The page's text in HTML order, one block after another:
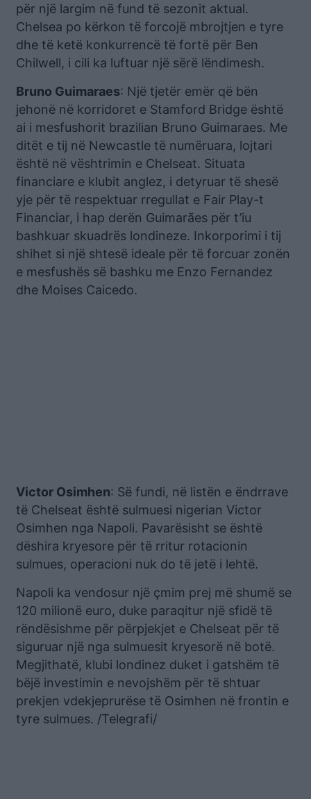
për një largim në fund të sezonit aktual.
Chelsea po kërkon të forcojë mbrojtjen e tyre
dhe të ketë konkurrencë të fortë për Ben
Chilwell, i cili ka luftuar një sërë lëndimesh.
Bruno Guimaraes: Një tjetër emër që bën
jehonë në korridoret e Stamford Bridge është
ai i mesfushorit brazilian Bruno Guimaraes. Me
ditët e tij në Newcastle të numëruara, lojtari
është në vështrimin e Chelseat. Situata
financiare e klubit anglez, i detyruar të shesë
yje për të respektuar rregullat e Fair Play-t
Financiar, i hap derën Guimarães për t’iu
bashkuar skuadrës londineze. Inkorporimi i tij
shihet si një shtesë ideale për të forcuar zonën
e mesfushës së bashku me Enzo Fernandez
dhe Moises Caicedo.
Victor Osimhen: Së fundi, në listën e ëndrrave
të Chelseat është sulmuesi nigerian Victor
Osimhen nga Napoli. Pavarësisht se është
dëshira kryesore për të rritur rotacionin
sulmues, operacioni nuk do të jetë i lehtë.
Napoli ka vendosur një çmim prej më shumë se
120 milionë euro, duke paraqitur një sfidë të
rëndësishme për përpjekjet e Chelseat për të
siguruar një nga sulmuesit kryesorë në botë.
Megjithatë, klubi londinez duket i gatshëm të
bëjë investimin e nevojshëm për të shtuar
prekjen vdekjeprurëse të Osimhen në frontin e
tyre sulmues. /Telegrafi/